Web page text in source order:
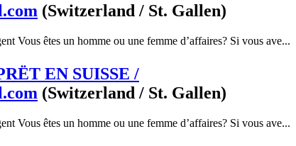
(Switzerland / St. Gallen)
Vous êtes un homme ou une femme d’affaires? Si vous ave...
EN SUISSE /
(Switzerland / St. Gallen)
Vous êtes un homme ou une femme d’affaires? Si vous ave...